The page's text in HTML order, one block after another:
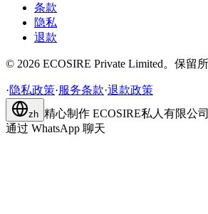
条款
隐私
退款
© 2026 ECOSIRE Private Limited。保留
·隐私政策·服务条款·退款政策
zh 精心制作 ECOSIRE私人有限公司
通过 WhatsApp 聊天